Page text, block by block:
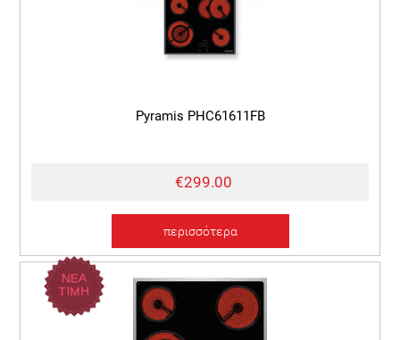
Pyramis PHC61611FB
€299.00
περισσότερα
ΝΕΑ
ΤΙΜΗ